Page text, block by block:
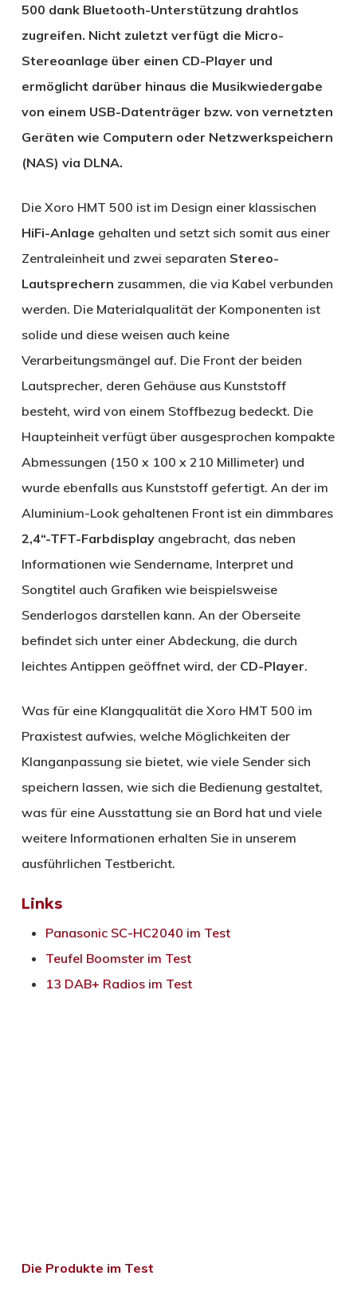
500 dank Bluetooth-Unterstützung drahtlos
zugreifen. Nicht zuletzt verfügt die Micro-
Stereoanlage über einen CD-Player und
ermöglicht darüber hinaus die Musikwiedergabe
von einem USB-Datenträger bzw. von vernetzten
Geräten wie Computern oder Netzwerkspeichern
(NAS) via DLNA.
Die Xoro HMT 500 ist im Design einer klassischen
HiFi-Anlage gehalten und setzt sich somit aus einer
Zentraleinheit und zwei separaten Stereo-
Lautsprechern zusammen, die via Kabel verbunden
werden. Die Materialqualität der Komponenten ist
solide und diese weisen auch keine
Verarbeitungsmängel auf. Die Front der beiden
Lautsprecher, deren Gehäuse aus Kunststoff
besteht, wird von einem Stoffbezug bedeckt. Die
Haupteinheit verfügt über ausgesprochen kompakte
Abmessungen (150 x 100 x 210 Millimeter) und
wurde ebenfalls aus Kunststoff gefertigt. An der im
Aluminium-Look gehaltenen Front ist ein dimmbares
2,4“-TFT-Farbdisplay angebracht, das neben
Informationen wie Sendername, Interpret und
Songtitel auch Grafiken wie beispielsweise
Senderlogos darstellen kann. An der Oberseite
befindet sich unter einer Abdeckung, die durch
leichtes Antippen geöffnet wird, der CD-Player.
Was für eine Klangqualität die Xoro HMT 500 im
Praxistest aufwies, welche Möglichkeiten der
Klanganpassung sie bietet, wie viele Sender sich
speichern lassen, wie sich die Bedienung gestaltet,
was für eine Ausstattung sie an Bord hat und viele
weitere Informationen erhalten Sie in unserem
ausführlichen Testbericht.
Links
Panasonic SC-HC2040 im Test
Teufel Boomster im Test
13 DAB+ Radios im Test
Die Produkte im Test